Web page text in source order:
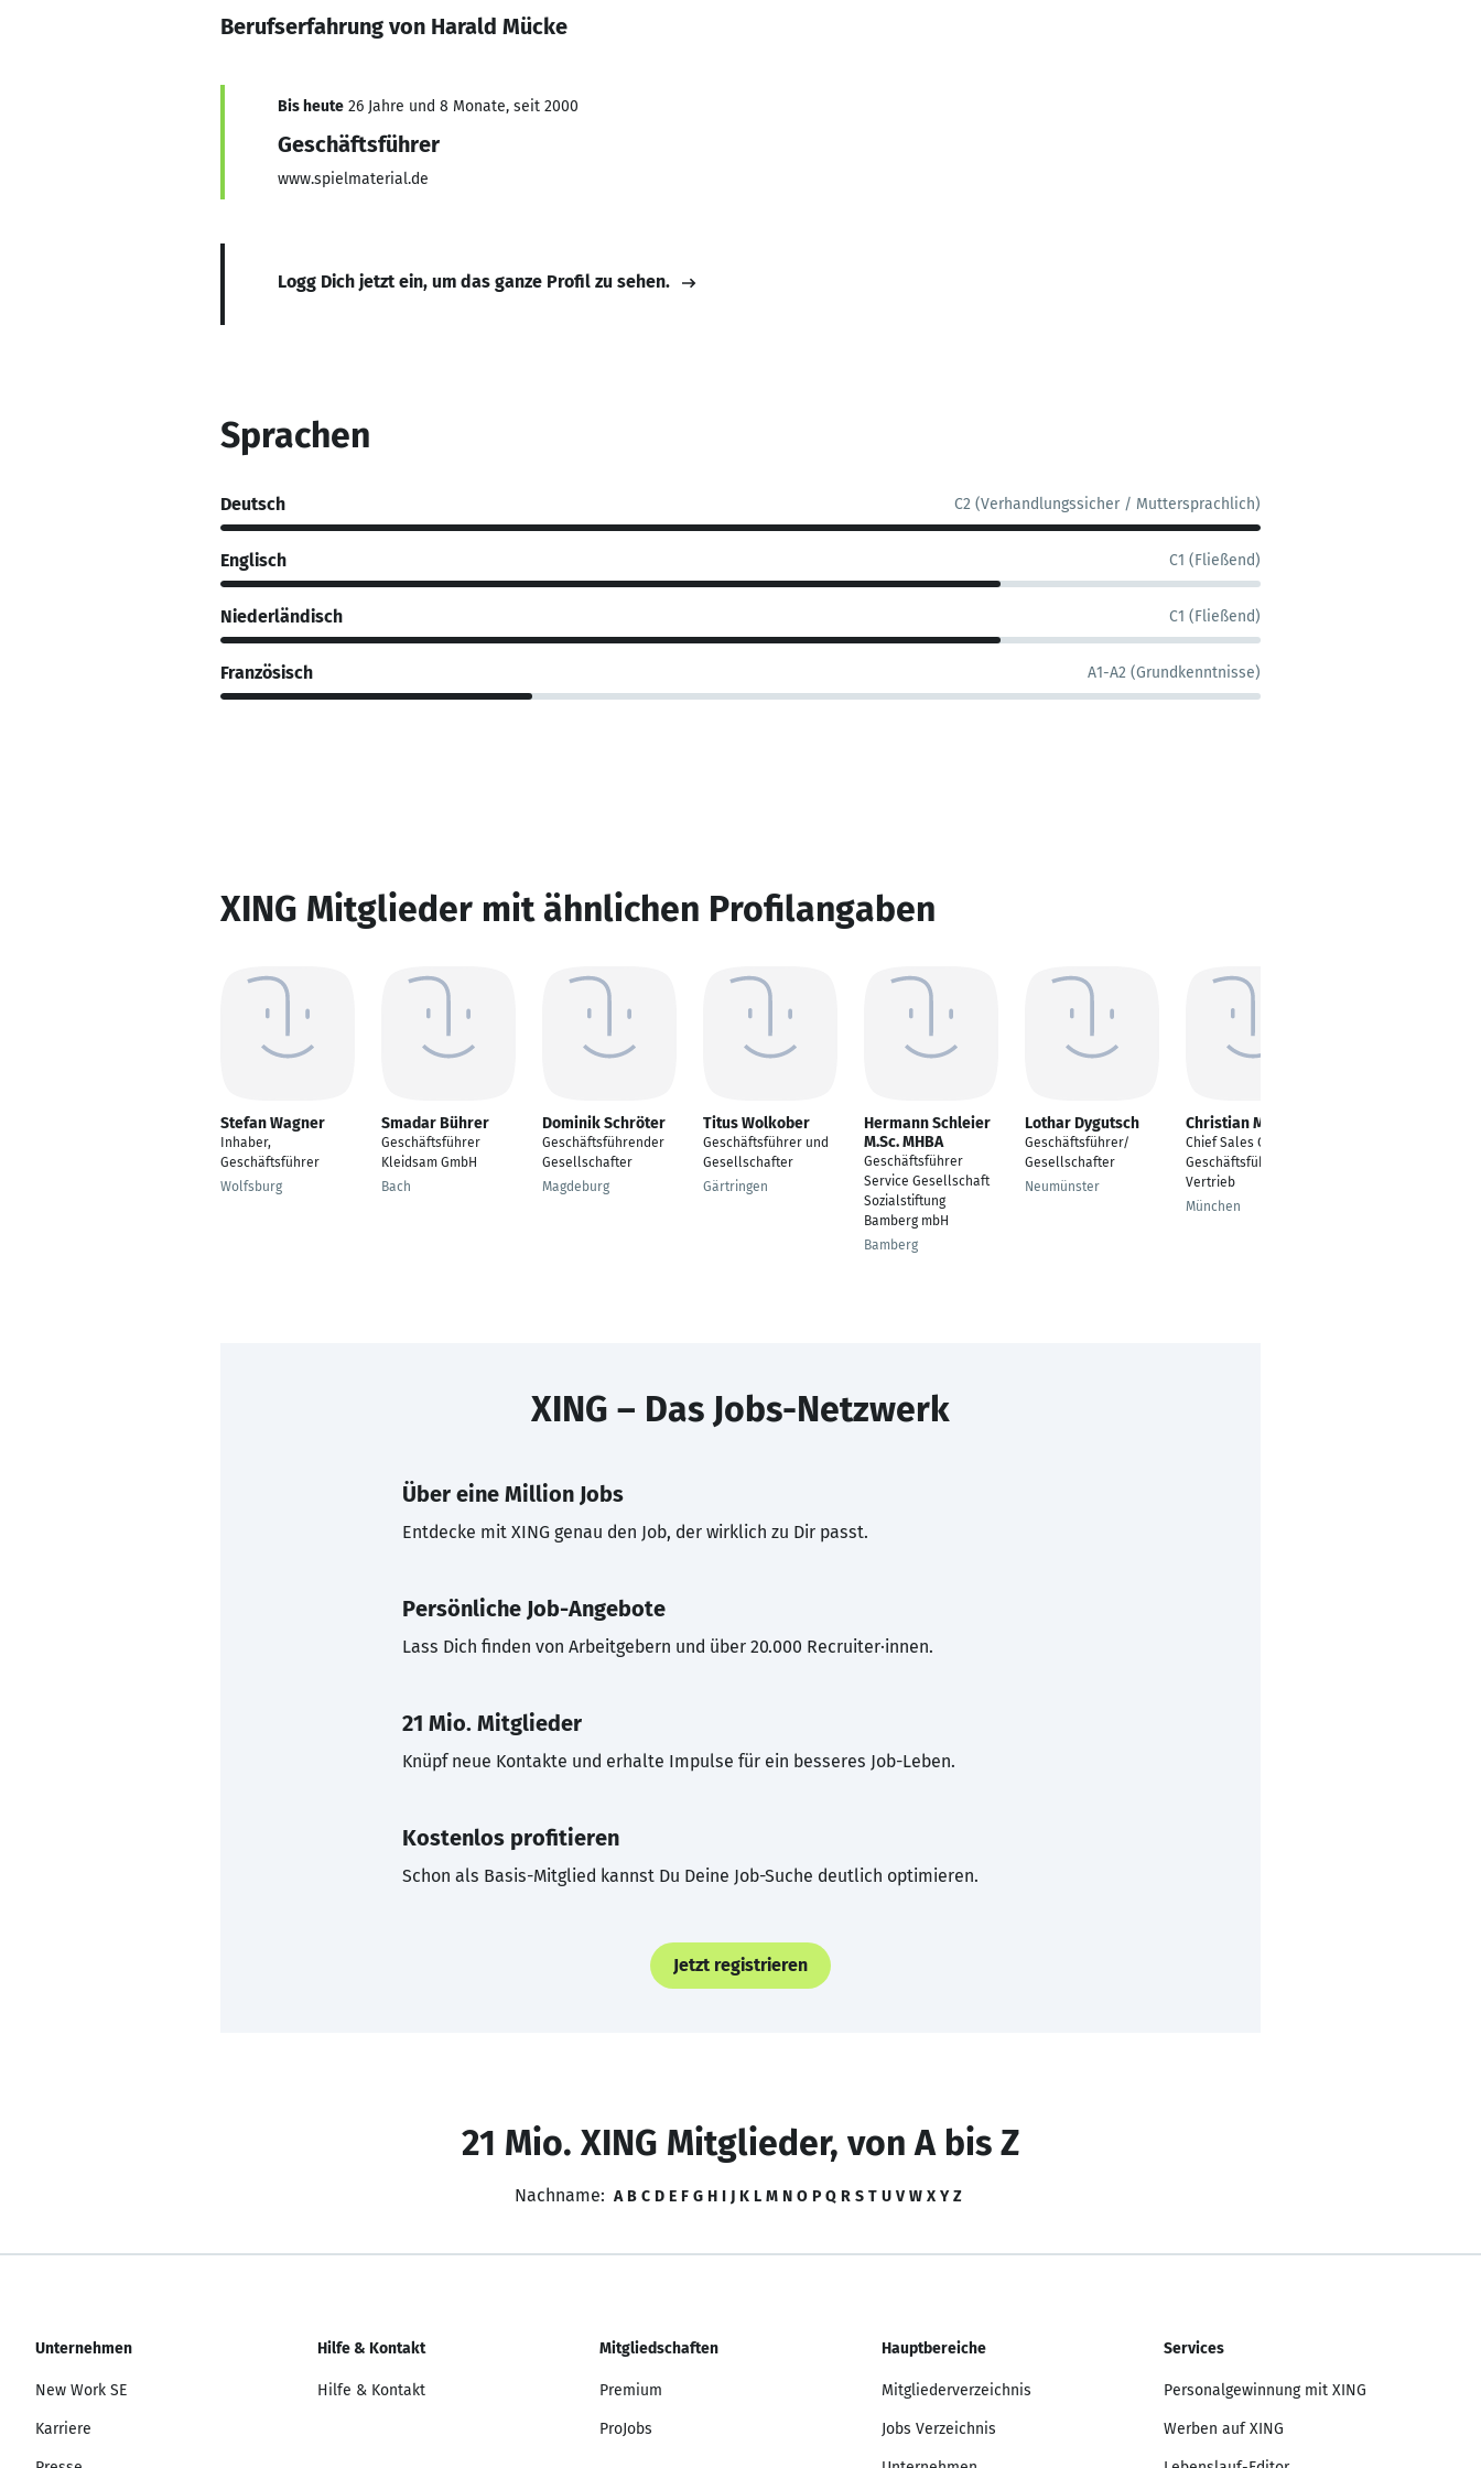
Berufserfahrung von Harald Mücke
Bis heute 26 Jahre und 8 Monate, seit 2000
Geschäftsführer
www.spielmaterial.de
Logg Dich jetzt ein, um das ganze Profil zu sehen.
Sprachen
Deutsch C2 (Verhandlungssicher / Muttersprachlich)
Englisch C1 (Fließend)
Niederländisch C1 (Fließend)
Französisch A1-A2 (Grundkenntnisse)
XING Mitglieder mit ähnlichen Profilangaben
Stefan Wagner
Inhaber,
Geschäftsführer
Wolfsburg
Smadar Bührer
Geschäftsführer
Kleidsam GmbH
Bach
Dominik Schröter
Geschäftsführender
Gesellschafter
Magdeburg
Titus Wolkober
Geschäftsführer und
Gesellschafter
Gärtringen
Hermann Schleier
M.Sc. MHBA
Geschäftsführer
Service Gesellschaft
Sozialstiftung
Bamberg mbH
Bamberg
Lothar Dygutsch
Geschäftsführer/
Gesellschafter
Neumünster
Christian Maerzke
Chief Sales Officer |
Geschäftsführer
Vertrieb
München
XING – Das Jobs-Netzwerk
Über eine Million Jobs
Entdecke mit XING genau den Job, der wirklich zu Dir passt.
Persönliche Job-Angebote
Lass Dich finden von Arbeitgebern und über 20.000 Recruiter·innen.
21 Mio. Mitglieder
Knüpf neue Kontakte und erhalte Impulse für ein besseres Job-Leben.
Kostenlos profitieren
Schon als Basis-Mitglied kannst Du Deine Job-Suche deutlich optimieren.
Jetzt registrieren
21 Mio. XING Mitglieder, von A bis Z
Nachname: A B C D E F G H I J K L M N O P Q R S T U V W X Y Z
Unternehmen
New Work SE
Karriere
Hilfe & Kontakt
Hilfe & Kontakt
Mitgliedschaften
Premium
ProJobs
Hauptbereiche
Mitgliederverzeichnis
Jobs Verzeichnis
Services
Personalgewinnung mit XING
Werben auf XING